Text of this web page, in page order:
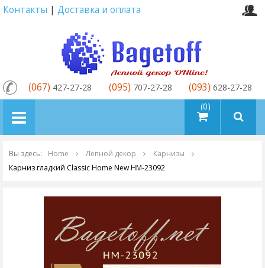
Контакты | Доставка и оплата
товаров (0)
(067) 427-27-28 (095) 707-27-28 (093) 628-27-28
Вы здесь: Home Лепной декор
Карнизы
Карниз гладкий Classic Home New HM-23092